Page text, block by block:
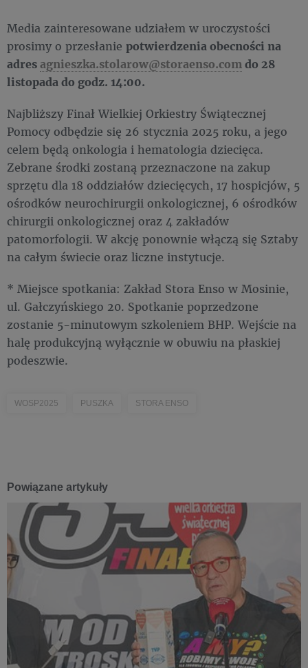
Media zainteresowane udziałem w uroczystości
prosimy o przesłanie potwierdzenia obecności na
adresagnieszka.stolarow@storaenso.com do 28
listopada do godz. 14:00.
Najbliższy Finał Wielkiej Orkiestry Świątecznej
Pomocy odbędzie się 26 stycznia 2025 roku, a jego
celem będą onkologia i hematologia dziecięca.
Zebrane środki zostaną przeznaczone na zakup
sprzętu dla 18 oddziałów dziecięcych, 17 hospicjów, 5
ośrodków neurochirurgii onkologicznej, 6 ośrodków
chirurgii onkologicznej oraz 4 zakładów
patomorfologii. W akcję ponownie włączą się Sztaby
na całym świecie oraz liczne instytucje.
* Miejsce spotkania: Zakład Stora Enso w Mosinie,
ul. Gałczyńskiego 20. Spotkanie poprzedzone
zostanie 5-minutowym szkoleniem BHP. Wejście na
halę produkcyjną wyłącznie w obuwiu na płaskiej
podeszwie.
WOSP2025 PUSZKA STORA ENSO
Powiązane artykuły